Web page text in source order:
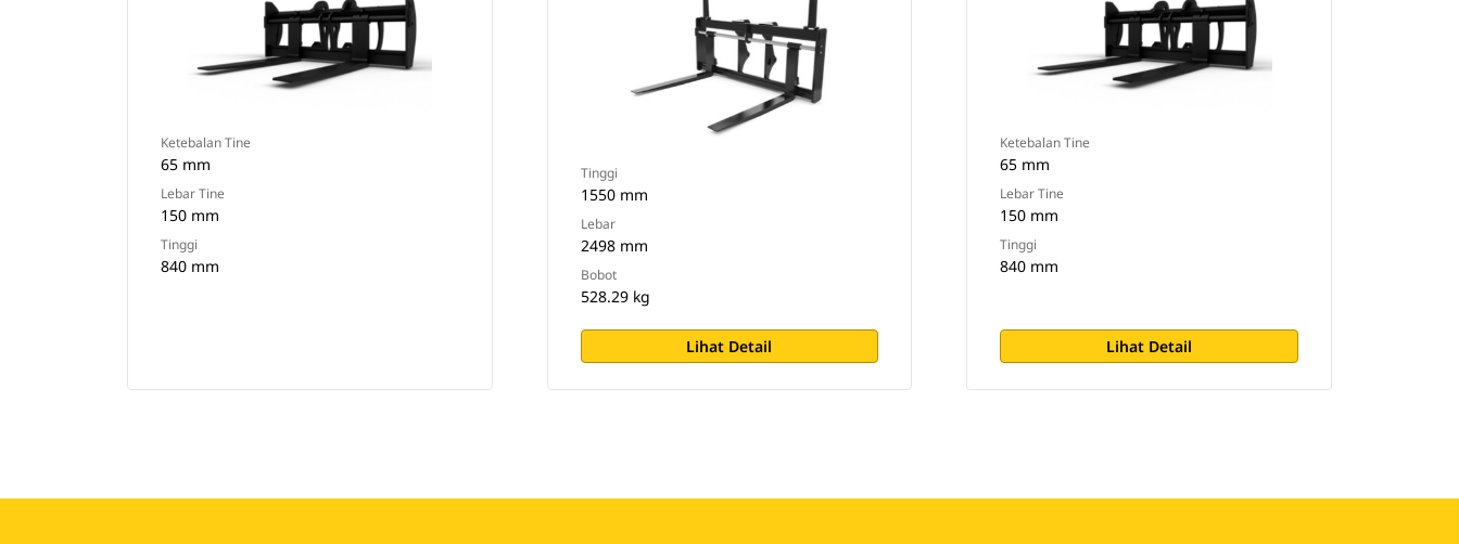
Ketebalan Tine
65 mm
Lebar Tine
150 mm
Tinggi
840 mm
Tinggi
1550 mm
Lebar
2498 mm
Bobot
528.29 kg
Lihat Detail
Ketebalan Tine
65 mm
Lebar Tine
150 mm
Tinggi
840 mm
Lihat Detail